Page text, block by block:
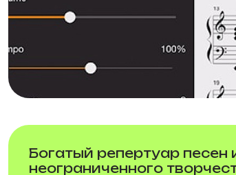
Богатый репертуар песен
неограниченного